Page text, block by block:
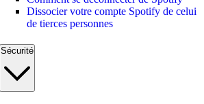
Dissocier votre compte Spotify de celui
de tierces personnes
Sécurité